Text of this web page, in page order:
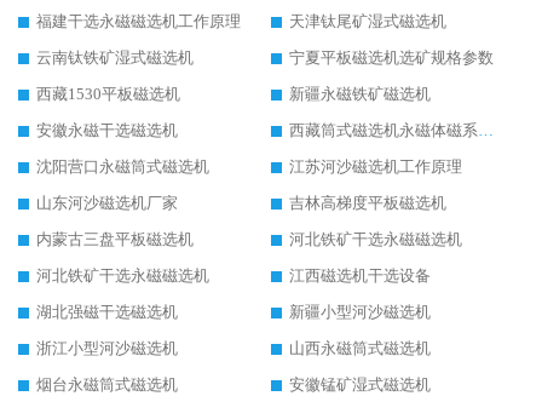
福建干选永磁磁选机工作原理
天津钛尾矿湿式磁选机
云南钛铁矿湿式磁选机
宁夏平板磁选机选矿规格参数
西藏1530平板磁选机
新疆永磁铁矿磁选机
安徽永磁干选磁选机
西藏筒式磁选机永磁体磁系设计
沈阳营口永磁筒式磁选机
江苏河沙磁选机工作原理
山东河沙磁选机厂家
吉林高梯度平板磁选机
内蒙古三盘平板磁选机
河北铁矿干选永磁磁选机
河北铁矿干选永磁磁选机
江西磁选机干选设备
湖北强磁干选磁选机
新疆小型河沙磁选机
浙江小型河沙磁选机
山西永磁筒式磁选机
烟台永磁筒式磁选机
安徽锰矿湿式磁选机